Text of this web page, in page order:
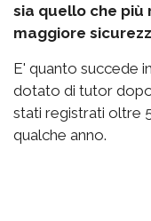
sia quello che più
maggiore
E' quanto succede
dotato di tutor
stati registrati oltre
qualche anno.